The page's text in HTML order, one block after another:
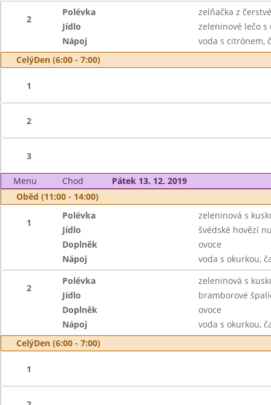
2
Polévka
zelňačka z
Jídlo
zeleninové lečo
Nápoj
voda s citrónem,
CelýDen (6:00 - 7:00)
1
2
3
Menu Chod
Pátek 13. 12. 2019
Oběd (11:00 - 14:00)
1
Polévka
zeleninová s
Jídlo
švédské hovězí
Doplněk
ovoce
Nápoj
voda s okurkou,
2
Polévka
zeleninová s
Jídlo
bramborové
Doplněk
ovoce
Nápoj
voda s okurkou,
CelýDen (6:00 - 7:00)
1